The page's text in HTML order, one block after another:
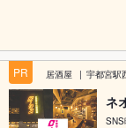
PR 居酒屋 宇都宮駅
ネ
SNS